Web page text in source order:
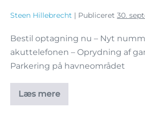
Steen Hillebrecht | Publiceret 30.
Bestil optagning nu – Nyt
akuttelefonen – Oprydning af
Parkering på havneområdet
Læs mere